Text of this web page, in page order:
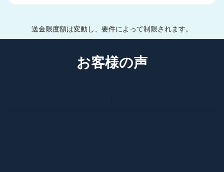
送金限度額は変動し、要件によって制限されます。
お客様の声